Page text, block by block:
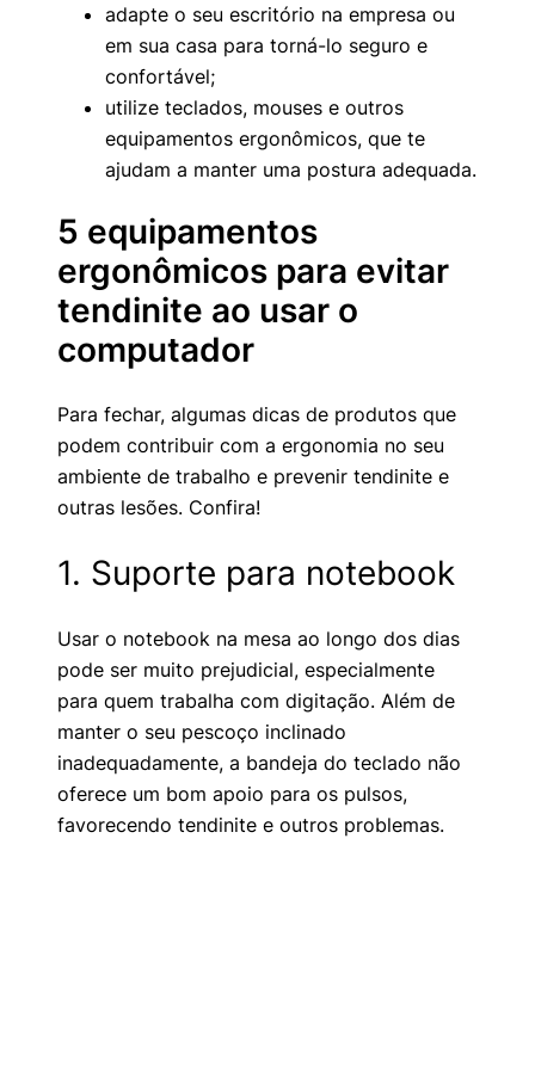
adapte o seu escritório na empresa ou
em sua casa para torná-lo seguro e
confortável;
utilize teclados, mouses e outros
equipamentos ergonômicos, que te
ajudam a manter uma postura adequada.
5 equipamentos
ergonômicos para evitar
tendinite ao usar o
computador
Para fechar, algumas dicas de produtos que
podem contribuir com a ergonomia no seu
ambiente de trabalho e prevenir tendinite e
outras lesões. Confira!
1. Suporte para notebook
Usar o notebook na mesa ao longo dos dias
pode ser muito prejudicial, especialmente
para quem trabalha com digitação. Além de
manter o seu pescoço inclinado
inadequadamente, a bandeja do teclado não
oferece um bom apoio para os pulsos,
favorecendo tendinite e outros problemas.